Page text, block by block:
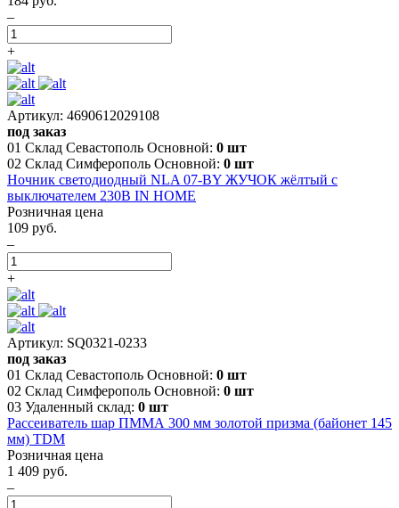
–
+
Артикул: 4690612029108
под заказ
01 Склад Севастополь Основной: 0 шт
02 Склад Симферополь Основной: 0 шт
Ночник светодиодный NLA 07-BY ЖУЧОК жёлтый с
выключателем 230В IN HOME
Розничная цена
109 руб.
–
+
Артикул: SQ0321-0233
под заказ
01 Склад Севастополь Основной: 0 шт
02 Склад Симферополь Основной: 0 шт
03 Удаленный склад: 0 шт
Рассеиватель шар ПММА 300 мм золотой призма (байонет 145
мм) TDM
Розничная цена
1 409 руб.
–